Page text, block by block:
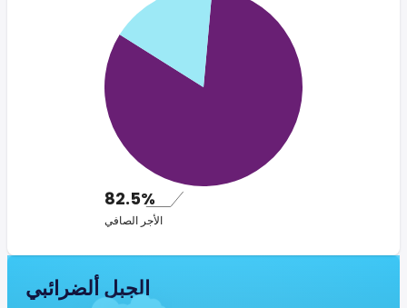
82.5%
الأجر الصافي
الجبل ألضرائبي